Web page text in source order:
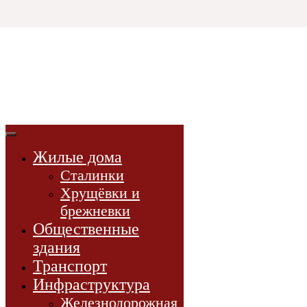
3D-моделиЖилые дома
Сталинки
Хрущёвки и
брежневки
Общественные
здания
Транспорт
Инфраструктура
Железнодорожная